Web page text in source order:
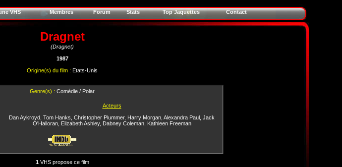
VHS Membres Forum Stats Top Jaquettes Contact
Dragnet
(Dragnet)
1987
Origine(s) du film : Etats-Unis
Genre(s) : Comédie / Polar
Acteurs
Dan Aykroyd Tom Hanks Christopher Plummer, Harry Morgan Alexandra Paul Jack
O'Halloran, Elizabeth Ashley, Dabney Coleman, Kathleen Freeman
1VHS propose ce film